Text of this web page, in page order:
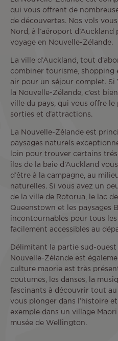
qui vous offrent de
de découvertes. Nos vols
Nord, à l’aéroport
voyage en Nouvelle-Zélande.
La ville d’Auckland, tout
combiner tourisme, shopping
air pour un séjour complet.
la Nouvelle-Zélande, c’est
ville du pays, qui vous offre le
sorties et d’attractions.
La Nouvelle-Zélande est
paysages naturels
loin pour trouver certains
îles de la baie d’Auckland
d’être à la campagne, au
naturelles. Si vous avez un
de la ville de Rotorua, le lac
Queenstown et les paysages
incontournables pour tous les
facilement accessibles au
Délimitant la partie sud-
Nouvelle-Zélande est
culture maorie est très
coutumes, les danses, la
fascinants à découvrir tout
vous plonger dans l’histoire
exemple dans un village
musée de Wellington.